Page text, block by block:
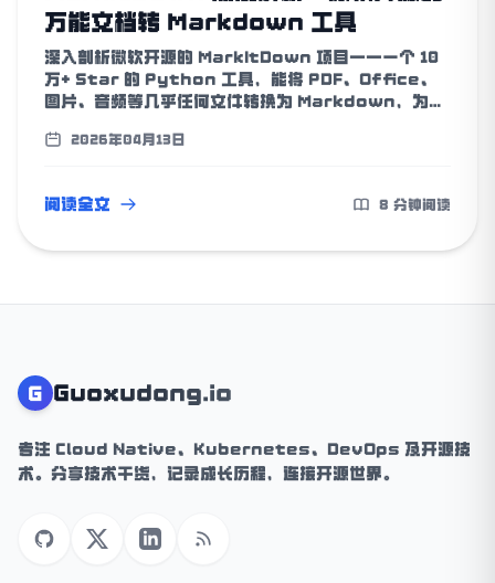
万能文档转 Markdown 工具
深入剖析微软开源的 MarkItDown 项目——一个 10
万+ Star 的 Python 工具，能将 PDF、Office、
图片、音频等几乎任何文件转换为 Markdown，为
2026年04月13日
阅读全文 8 分钟阅读
G Guoxudong.io
专注 Cloud Native、Kubernetes、DevOps 及开源技
术。分享技术干货，记录成长历程，连接开源世界。
GitHubX (Twitter)
LinkedIn
RSS